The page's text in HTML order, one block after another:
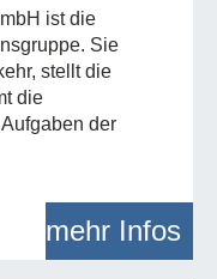
ist die
Sie
stellt die
die
der
mehr Infos